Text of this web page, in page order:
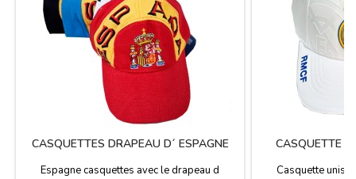
CASQUETTES DRAPEAU D´ ESPAGNE
Espagne casquettes avec le drapeau d
CASQUETTE
Casquette